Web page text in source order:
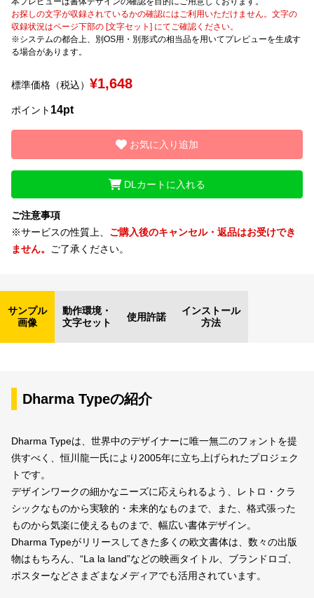
文字種類
お探しの文字が収録されているかの確認にはご利用いただけません。文字の
収録状況はページ下部の [文字セット] にてご確認ください。
※システムの都合上、別OS用・別形式の相当品を用いてプレビューを生成す
る場合があります。
標準価格（税込） ¥1,648
ポイント 14pt
お気に入り追加
DLカートに入れる
ご注意事項
※サービスの性質上、 ご購入後のキャンセル・返品はお受けでき
ません。 ご了承ください。
サンプル
画像
動作環境・
文字セット
使用許諾
インストール
方法
Dharma Typeの紹介
Dharma Typeは、世界中のデザイナーに唯一無二のフォントを提
供すべく、恒川龍一氏により2005年に立ち上げられたプロジェク
トです。
デザインワークの細かなニーズに応えられるよう、レトロ・クラ
シックなものから実験的・未来的なものまで、また、格式張った
ものから気楽に使えるものまで、幅広い書体デザイン。
Dharma Typeがリリースしてきた多くの欧文書体は、数々の出版
物はもちろん、“La la land”などの映画タイトル、ブランドロゴ、
ポスターなどさまざまなメディアでも活用されています。